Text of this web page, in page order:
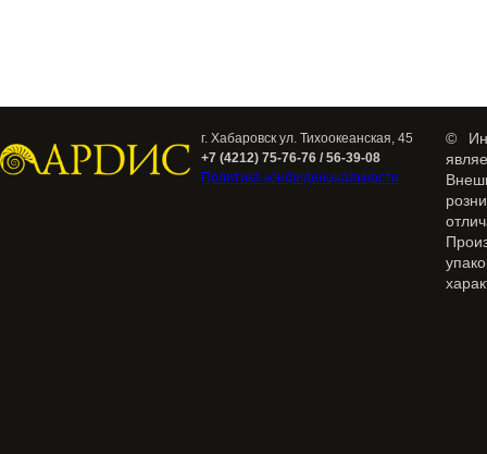
г. Хабаровск ул. Тихоокеанская, 45
+7 (4212) 75-76-76 / 56-39-08
Политика конфиденциальности
©